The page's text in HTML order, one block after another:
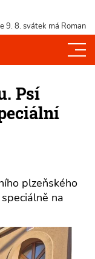
9. 8. svátek má Roman
Psí
plzeňského
na